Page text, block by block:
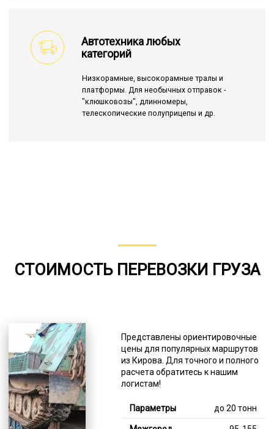
Автотехника любых
категорий
Низкорамные, высокорамные тралы и
платформы. Для необычных отправок -
"клюшковозы", длинномеры,
телескопические полуприцепы и др.
СТОИМОСТЬ ПЕРЕВОЗКИ ГРУЗА
Представлены ориентировочные
цены для популярных маршрутов
из Кирова. Для точного и полного
расчета обратитесь к нашим
логистам!
до 20 тонн